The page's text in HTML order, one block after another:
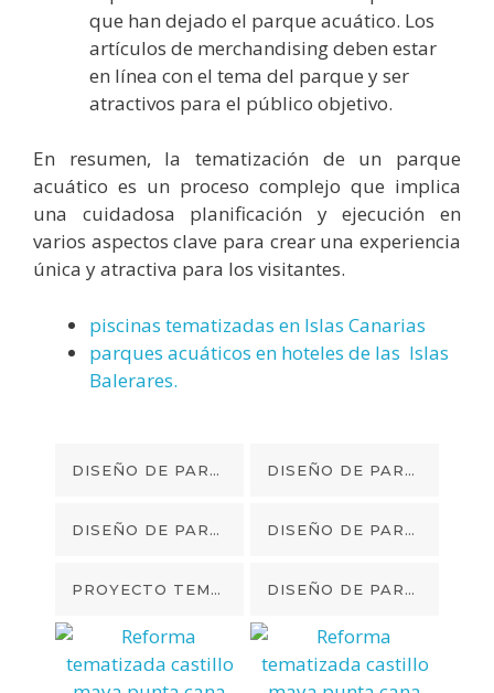
que han dejado el parque acuático. Los
artículos de merchandising deben estar
en línea con el tema del parque y ser
atractivos para el público objetivo.
En resumen, la tematización de un parque
acuático es un proceso complejo que implica
una cuidadosa planificación y ejecución en
varios aspectos clave para crear una experiencia
única y atractiva para los visitantes.
piscinas tematizadas en Islas Canarias
parques acuáticos en hoteles de las Islas
Balerares.
DISEÑO DE PARQUE ACUATICO TEMATIZACION PIRATAS EN PUNTA CANA DISEÑO DE PARQUE ACUATICO TEMATIZACION PIRATAS EN PUNTA CANA
DISEÑO DE PARQUE ACUATICO TEMATIZACION PIRATAS EN PUNTA CANA DISEÑO DE PARQUE ACUATICO TEMATIZACION PIRATAS EN PUNTA CANA
PROYECTO TEMATIZACION DISEÑO MAYAS Y AZTECAS RELIEVE EN PARED DISEÑO DE PARQUE ACUATICO TEMATIZACION PIRATAS EN PUNTA CANA